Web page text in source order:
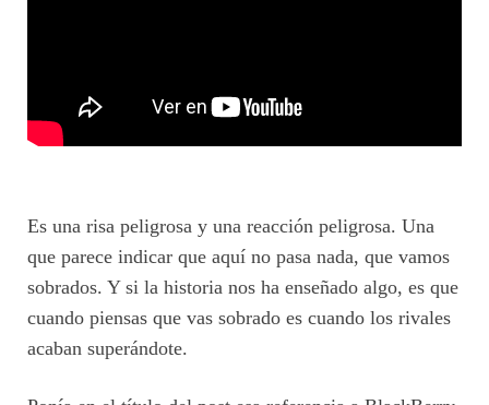
Es una risa peligrosa y una reacción peligrosa. Una
que parece indicar que aquí no pasa nada, que vamos
sobrados. Y si la historia nos ha enseñado algo, es que
cuando piensas que vas sobrado es cuando los rivales
acaban superándote.